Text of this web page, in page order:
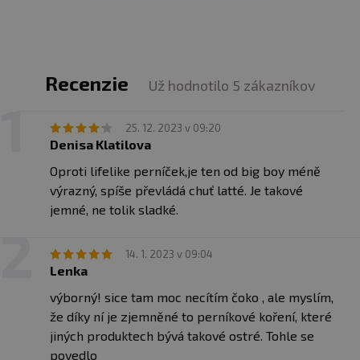
Upozornenie pre alergikov
(cukor, kakaové maslo, sušené plnotučné
kakaová hmota, sušené odstredené
paprika, prírodný vanilkový extrakt), perníkové korenie
0,8 % (škorica, koriander, badyán,nové korenie,
klinčeky, aníz, muškátový oriešok, muškátový kvet,
fenikel)
Recenzie Už hodnotilo 5 zákazníkov
25. 12. 2023 v 09:20
Denisa Klatilova
Oproti lifelike perníček,je ten od big boy méně
výrazný, spíše převládá chuť latté. Je takové
jemné, ne tolik sladké.
14. 1. 2023 v 09:04
Lenka
výborný! sice tam moc necítím čoko , ale myslím,
že díky ní je zjemněné to perníkové koření, které
jiných produktech bývá takové ostré. Tohle se
povedlo